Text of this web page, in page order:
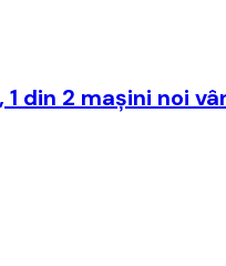
din 2 maşini noi